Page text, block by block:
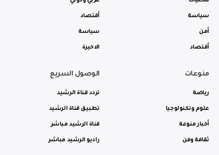
سياسة
أمن
أقتصاد
أقتصاد
سياسة
الاخيرة
منوعات
رياضة
علوم وتكنولوجيا
أخبار منوعة
ثقافة وفن
الوصول السريع
تردد قناة الرشيد
تطبيق قناة الرشيد
قناة الرشيد مباشر
راديو الرشيد مباشر